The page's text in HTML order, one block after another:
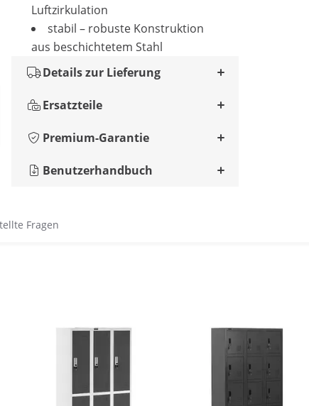
Luftzirkulation
stabil – robuste Konstruktion
aus beschichtetem Stahl
Details zur Lieferung
Ersatzteile
Premium-Garantie
Benutzerhandbuch
Fragen